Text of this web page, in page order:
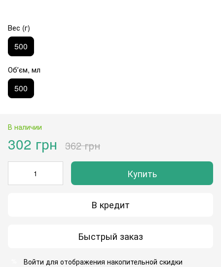
Вес (г)
500
Обʼєм, мл
500
В наличии
302 грн 362 грн
Купить
В кредит
Быстрый заказ
Войти для отображения накопительной скидки